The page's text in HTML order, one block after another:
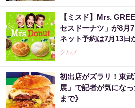
【ミスド】Mrs.
セスドーナツ」が8月
ネット予約は7月13日
グルメ
初出店がズラリ！東
展」で記者が気にな
まで》